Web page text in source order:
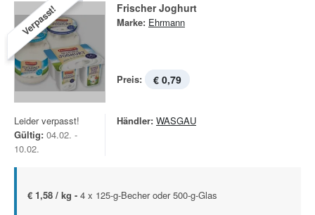
Verpasst! Frischer Joghurt
Marke: Ehrmann
Preis: € 0,79
Leider verpasst!
Gültig: 04.02. -
10.02.
Händler: WASGAU
€ 1,58 / kg - 4 x 125-g-Becher oder 500-g-Glas